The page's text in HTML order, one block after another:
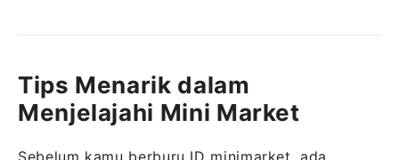
Tips Menarik dalam
Menjelajahi Mini Market
Sebelum kamu berburu ID minimarket, ada